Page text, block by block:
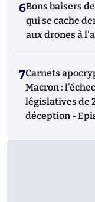
6Bons baisers
qui se cache
aux drones à
7Carnets
Macron :
législatives de
déception -